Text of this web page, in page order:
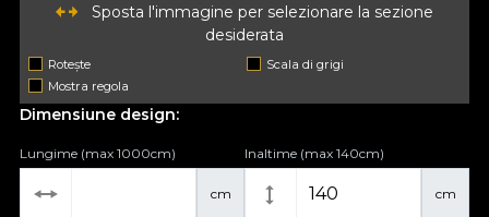
Sposta l'immagine per selezionare la sezione
desiderata
Rotește
Scala di grigi
Mostra regola
Dimensiune design:
cm
Lungime (max 1000cm)
cm
Inaltime (max 140cm)